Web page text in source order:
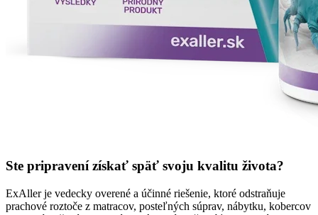
Ste pripravení získať späť svoju kvalitu života?
ExAller je vedecky overené a účinné riešenie, ktoré odstraňuje
prachové roztoče z matracov, posteľných súprav, nábytku, kobercov